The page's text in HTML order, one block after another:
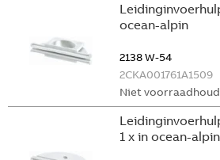
ocean-alpin
2138 W-54
2CKA001761A1509
Niet
1 x in ocean-alpin